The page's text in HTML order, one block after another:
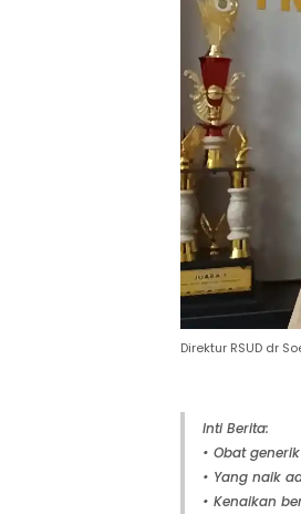
Direktur RSUD dr
Inti Berita:
• Obat
• Yang naik
• Kenaikan